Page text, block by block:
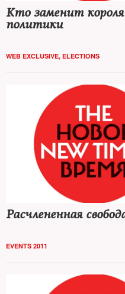
Кто заменит
политики
WEB EXCLUSIVE, ELECTIONS
Расчлененная
EVENTS 2011